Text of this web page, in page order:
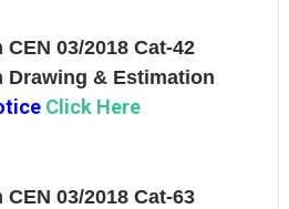
03/2018 Cat-42
Drawing & Estimation
Click Here
03/2018 Cat-63